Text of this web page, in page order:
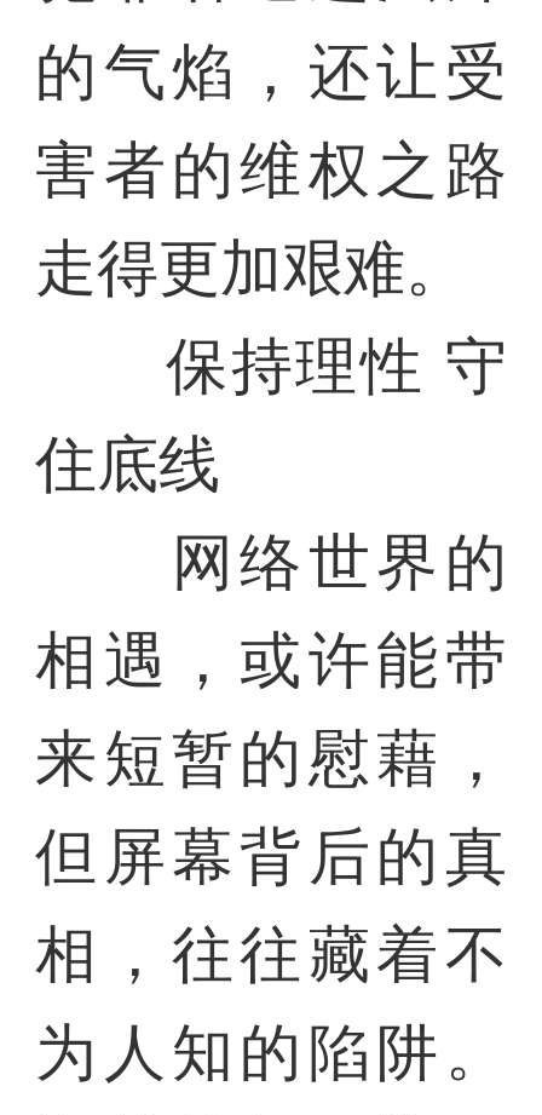
的气焰，还让受
害者的维权之路
走得更加艰难。
保持理性 守
住底线
网络世界的
相遇，或许能带
来短暂的慰藉，
但屏幕背后的真
相，往往藏着不
为人知的陷阱。